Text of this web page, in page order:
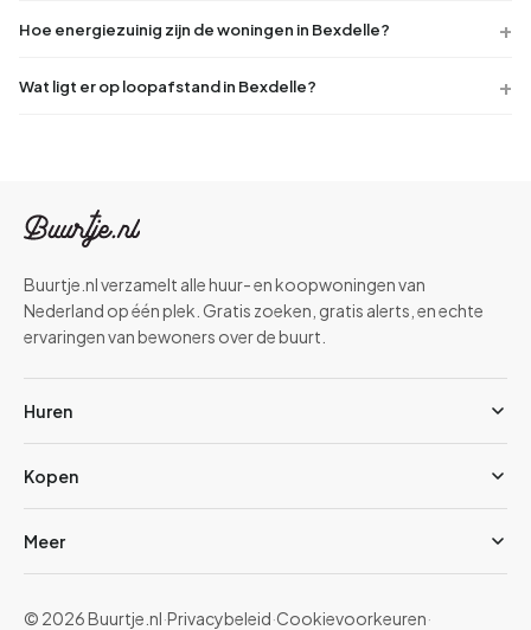
Hoe energiezuinig zijn de woningen in Bexdelle?
Wat ligt er op loopafstand in Bexdelle?
Buurtje.nl verzamelt alle huur- en koopwoningen van
Nederland op één plek. Gratis zoeken, gratis alerts, en echte
ervaringen van bewoners over de buurt.
Huren
Kopen
Meer
© 2026 Buurtje.nl·Privacybeleid·Cookievoorkeuren·